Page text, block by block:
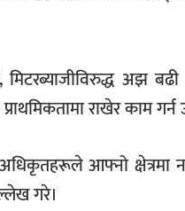
मिटरब्याजीविरुद्ध अझ
राखेर काम गर्न
अधिकृतहरूले आफ्नो
गरे।